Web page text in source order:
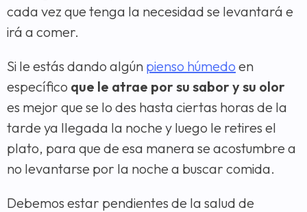
cada vez que tenga la necesidad se levantará e
irá a comer.
Si le estás dando algún pienso húmedo en
específico que le atrae por su sabor y su olor
es mejor que se lo des hasta ciertas horas de la
tarde ya llegada la noche y luego le retires el
plato, para que de esa manera se acostumbre a
no levantarse por la noche a buscar comida.
Debemos estar pendientes de la salud de